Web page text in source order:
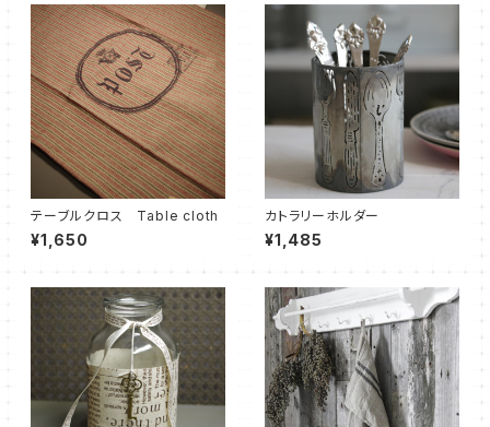
テーブルクロス Table cloth
¥1,650
カトラリーホルダー
¥1,485